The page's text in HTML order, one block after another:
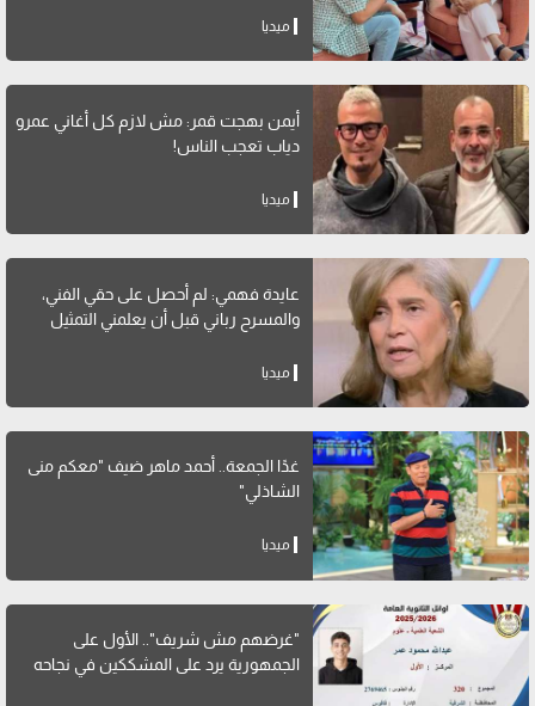
ميديا
أيمن بهجت قمر: مش لازم كل أغاني عمرو
دياب تعجب الناس!
ميديا
عايدة فهمي: لم أحصل على حقي الفني،
والمسرح رباني قبل أن يعلمني التمثيل
ميديا
غدًا الجمعة.. أحمد ماهر ضيف "معكم منى
الشاذلي"
ميديا
"غرضهم مش شريف".. الأول على
الجمهورية يرد على المشككين في نجاحه